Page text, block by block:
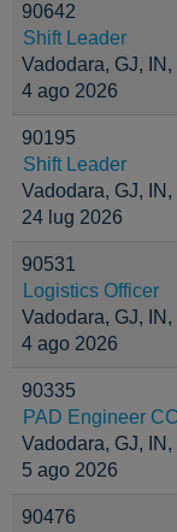
90642
Shift Leader
Vadodara, GJ,
4 ago 2026
90195
Shift Leader
Vadodara, GJ,
24 lug 2026
90531
Logistics Officer
Vadodara, GJ,
4 ago 2026
90335
PAD Engineer
Vadodara, GJ,
5 ago 2026
90476